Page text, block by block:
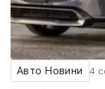
Авто Новини 4